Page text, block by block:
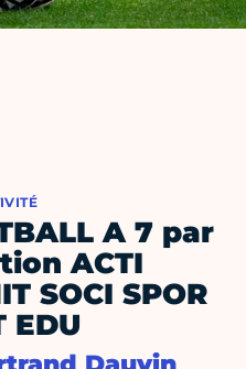
A 7 par
ACTI
SOCI SPOR
EDU